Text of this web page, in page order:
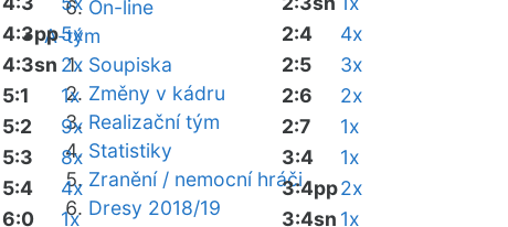
On-line
A-tým
Soupiska
Změny v kádru
Realizační tým
Statistiky
Zranění / nemocní hráči
Dresy 2018/19
4:3pp5x
4:3sn 2x
5:1
1x
5:2
9x
5:3
8x
5:4
4x
6:0
1x
2:4
4x
2:5
3x
2:6
2x
2:7
1x
3:4
1x
3:4pp2x
3:4sn 1x